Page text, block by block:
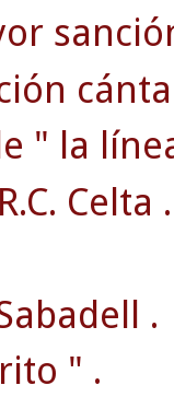
" la
Celta .
.
" .